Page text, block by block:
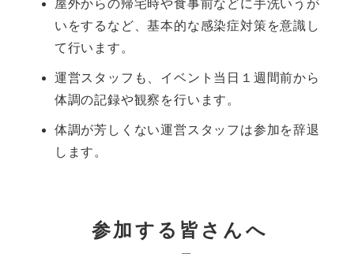
屋外からの帰宅時や食事前などに手洗いうが
いをするなど、基本的な感染症対策を意識し
て行います。
運営スタッフも、イベント当日１週間前から
体調の記録や観察を行います。
体調が芳しくない運営スタッフは参加を辞退
します。
参加する皆さんへ